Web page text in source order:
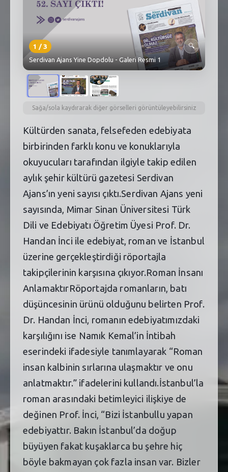
1 /3
🔍
Serdivan Ajans Yine Dopdolu - Galeri Resmi 1
Sağa/sola kaydırarak diğer görselleri görüntüleyebilirsiniz
Kültürden sanata, felsefeden edebiyata
birbirinden farklı konu ve konuklarıyla
okuyucuları tarafından ilgiyle takip edilen
aylık şehir kültürü gazetesi Serdivan
Ajans’ın yeni sayısı çıktı.Serdivan Ajans yeni
sayısında, Mimar Sinan Üniversitesi Türk
Dili ve Edebiyatı Öğretim Üyesi Prof. Dr.
Handan İnci ile edebiyat, roman ve İstanbul
üzerine gerçekleştirdiği röportajla
takipçilerinin karşısına çıkıyor.Roman İnsanı
AnlamaktırRöportajda romanların, batı
düşüncesinin ürünü olduğunu belirten Prof.
Dr. Handan İnci, romanın edebiyatımızdaki
karşılığını ise Namık Kemal’in İntibah
eserindeki ifadesiyle tanımlayarak “Roman
insan kalbinin sırlarına ulaşmaktır ve onu
anlatmaktır.” ifadelerini kullandı.İstanbul’la
roman arasındaki betimleyici ilişkiye de
değinen Prof. İnci, “Bizi İstanbullu yapan
edebiyattır. Bakın İstanbul’da doğup
büyüyen fakat kuşaklarca bu şehre hiç
böyle bakmayan çok fazla insan var. Bizler
NÖBETÇI ECZANELER
SABSIS - AFET
TRAFIKPARK
KÜREK
PAZAR YERLERI
ATIK YÖNETIM